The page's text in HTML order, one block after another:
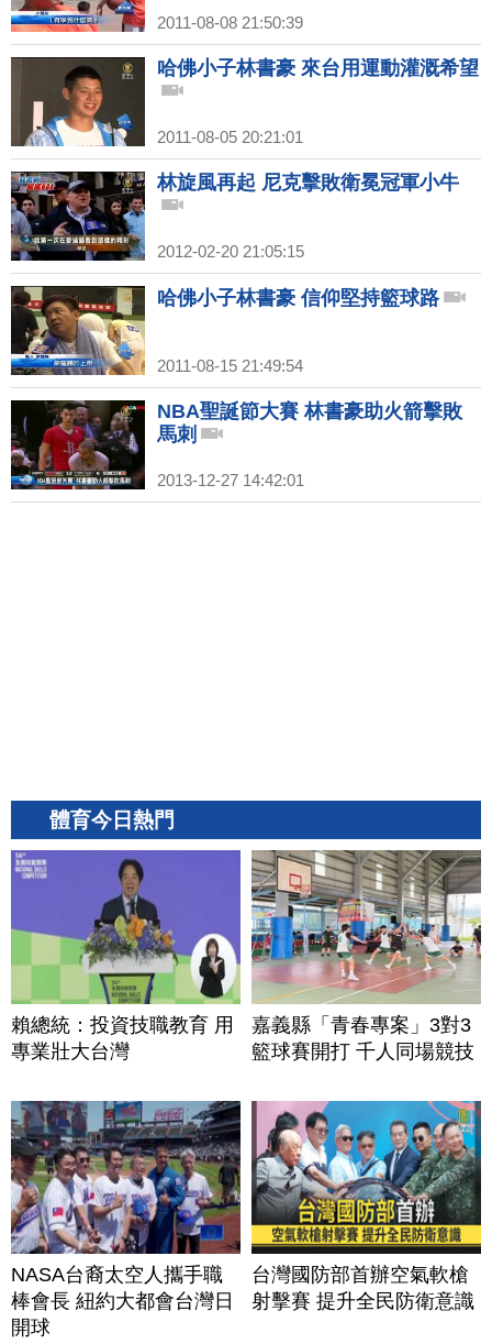
2011-08-08 21:50:39
哈佛小子林書豪 來台用運動灌溉希望
2011-08-05 20:21:01
林旋風再起 尼克擊敗衛冕冠軍小牛
2012-02-20 21:05:15
哈佛小子林書豪 信仰堅持籃球路
2011-08-15 21:49:54
NBA聖誕節大賽 林書豪助火箭擊敗
馬刺
2013-12-27 14:42:01
體育今日熱門
賴總統：投資技職教育 用
專業壯大台灣
嘉義縣「青春專案」3對3
籃球賽開打 千人同場競技
NASA台裔太空人攜手職
棒會長 紐約大都會台灣日
開球
台灣國防部首辦空氣軟槍
射擊賽 提升全民防衛意識